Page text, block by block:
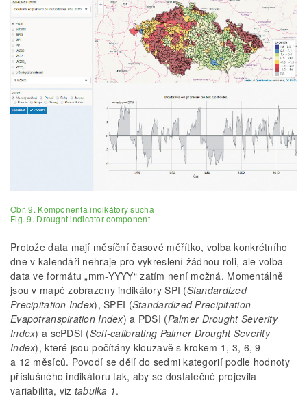
Obr. 9. Komponenta indikátory sucha
Fig. 9. Drought indicator component
Protože data mají měsíční časové měřítko, volba konkrétního
dne v kalendáři nehraje pro vykreslení žádnou roli, ale volba
data ve formátu „mm-YYYY“ zatím není možná. Momentálně
jsou v mapě zobrazeny indikátory SPI (Standardized
Precipitation Index), SPEI (Standardized Precipitation
Evapotranspiration Index) a PDSI (Palmer Drought Severity
Index) a scPDSI (Self-calibrating Palmer Drought Severity
Index), které jsou počítány klouzavě s krokem 1, 3, 6, 9
a 12 měsíců. Povodí se dělí do sedmi kategorií podle hodnoty
příslušného indikátoru tak, aby se dostatečně projevila
variabilita, viz tabulka 1.